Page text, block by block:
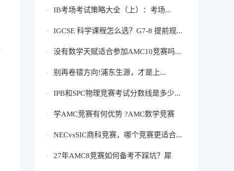
程...
IB考场考试策略大全（上）：考场...
IGCSE 科学课程怎么选？G7-8 提前规...
没有数学天赋适合参加AMC10竞赛吗...
别再卷错方向!浦东生源，才是上...
IPB和SPC物理竞赛考试分数线是多少...
学AMC竞赛有何优势 ?AMC数学竞赛
犀...
NECvsSIC商科竞赛，哪个竞赛更适合...
27年AMC8竞赛如何备考不踩坑？犀